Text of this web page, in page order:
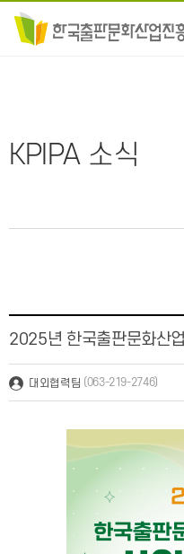
KPIPA 소식
2025년 한국출판문화산
대외협력팀 (063-219-2746)